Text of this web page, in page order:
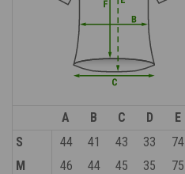
A B C D E
S
44 41 43 33 74
M
46 44 45 35 75